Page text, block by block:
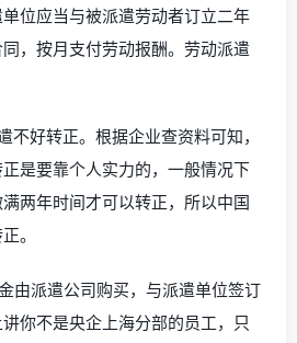
位应当与被派遣劳动者订立二年
，按月支付劳动报酬。劳动派遣
不好转正。根据企业查资料可知，
是要靠个人实力的，一般情况下
两年时间才可以转正，所以中国
。
由派遣公司购买，与派遣单位签订
你不是央企上海分部的员工，只